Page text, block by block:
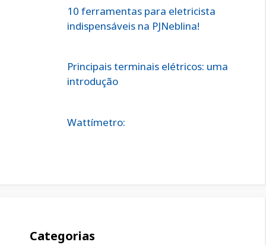
10 ferramentas para eletricista
indispensáveis na PJNeblina!
Principais terminais elétricos: uma
introdução
Wattímetro:
Categorias